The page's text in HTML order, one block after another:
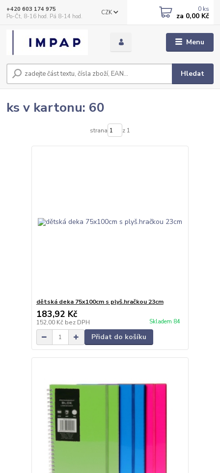
Menu
CZK
Hledat
+420 603 174 975
Po-Čt, 8-16 hod. Pá 8-14 hod.
0 ks
za 0,00 Kč
ks v kartonu: 60
strana z 1
dětská deka 75x100cm s plyš.hračkou 23cm
183,92 Kč
152,00 Kč bez DPH Skladem 84
Přidat do košíku